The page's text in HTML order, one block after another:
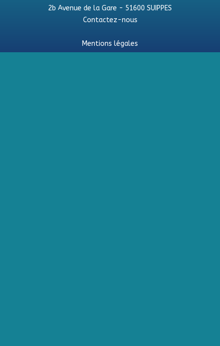
2b Avenue de la Gare - 51600 SUIPPES
Contactez-nous
Mentions légales